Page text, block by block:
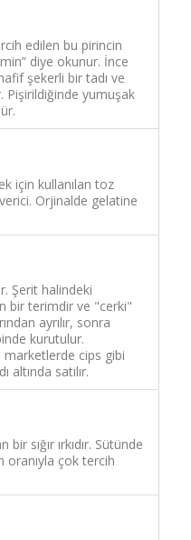
edilen bu pirincin
diye okunur. İnce
şekerli bir tadı ve
Pişirildiğinde yumuşak
için kullanılan toz
Orjinalde gelatine
Şerit halindeki
bir terimdir ve "cerki"
ayrılır, sonra
kurutulur.
cips gibi
satılır.
sığır ırkıdır. Sütünde
oranıyla çok tercih